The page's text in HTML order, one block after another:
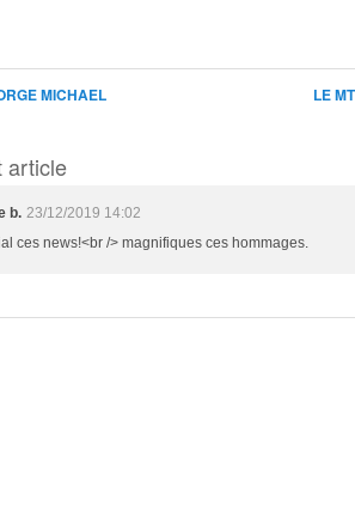
MICHAEL LE
article
b. 23/12/2019 14:02
ces news!<br /> magnifiques ces hommages.